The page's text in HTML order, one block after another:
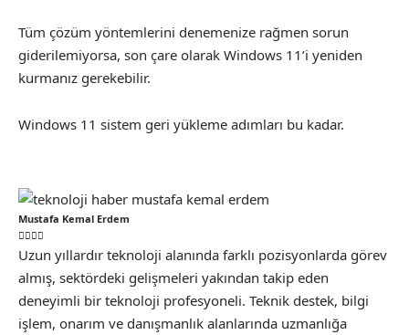
Tüm çözüm yöntemlerini denemenize rağmen sorun
giderilemiyorsa, son çare olarak Windows 11’i yeniden
kurmanız gerekebilir.
Windows 11 sistem geri yükleme adımları bu kadar.
Mustafa Kemal Erdem
Uzun yıllardır teknoloji alanında farklı pozisyonlarda görev
almış, sektördeki gelişmeleri yakından takip eden
deneyimli bir teknoloji profesyoneli. Teknik destek, bilgi
işlem, onarım ve danışmanlık alanlarında uzmanlığa